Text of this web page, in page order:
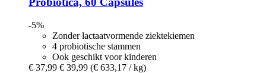
-5%
Zonder lactaatvormende ziektekiemen
4 probiotische stammen
Ook geschikt voor kinderen
€ 37,99 € 39,99 (€ 633,17 / kg)